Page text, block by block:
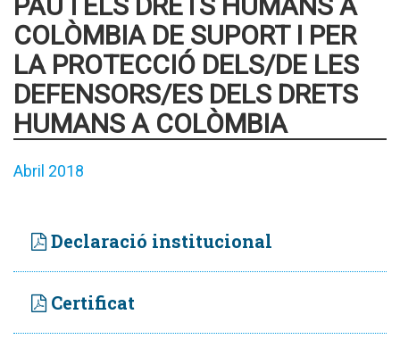
COLÒMBIA DE SUPORT I PER
LA PROTECCIÓ DELS/DE LES
DEFENSORS/ES DELS DRETS
HUMANS A COLÒMBIA
Abril 2018
Declaració institucional
Certificat